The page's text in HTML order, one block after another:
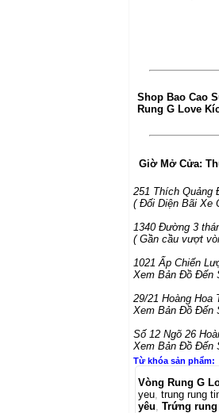
Shop Bao Cao
Rung G Love
Giờ Mở Cửa:
251 Thích Quảng
( Đối Diện Bãi Xe
1340 Đường 3
( Gần cầu vượt
1021 Ấp Chiến
Xem Bản Đồ Đến
29/21 Hoàng Hoa
Xem Bản Đồ Đến
Số 12 Ngõ 26
Xem Bản Đồ Đến
Từ khóa sản phẩm:
Vòng Rung G
yeu trung rung
yêu Trứng